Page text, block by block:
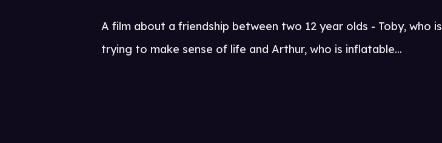
A film about a friendship between two 12 year olds - Toby, who is
trying to make sense of life and Arthur, who is inflatable...